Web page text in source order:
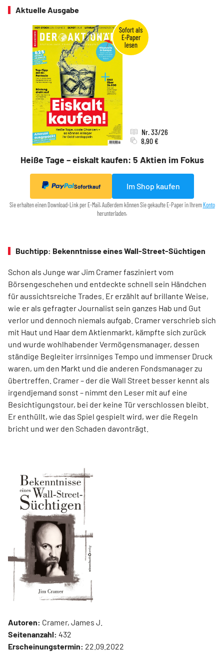
Aktuelle Ausgabe
Heiße Tage – eiskalt kaufen: 5 Aktien im Fokus
Nr. 33/26
8,90 €
Sofortkauf Im Shop kaufen
Sie erhalten einen Download-Link per E-Mail. Außerdem können Sie gekaufte E-Paper in Ihrem Konto
herunterladen.
Buchtipp: Bekenntnisse eines Wall-Street-Süchtigen
Schon als Junge war Jim Cramer fasziniert vom
Börsengeschehen und entdeckte schnell sein Händchen
für aussichtsreiche Trades. Er erzählt auf brillante Weise,
wie er als gefragter Journalist sein ganzes Hab und Gut
verlor und dennoch niemals aufgab. Cramer verschrieb sich
mit Haut und Haar dem Aktienmarkt, kämpfte sich zurück
und wurde wohlhabender Vermögensmanager, dessen
ständige Begleiter irrsinniges Tempo und immenser Druck
waren, um den Markt und die anderen Fondsmanager zu
übertreffen. Cramer – der die Wall Street besser kennt als
irgendjemand sonst – nimmt den Leser mit auf eine
Besichtigungstour, bei der keine Tür verschlossen bleibt.
Er enthüllt, wie das Spiel gespielt wird, wer die Regeln
bricht und wer den Schaden davonträgt.
Autoren: Cramer, James J.
Seitenanzahl: 432
Erscheinungstermin: 22.09.2022